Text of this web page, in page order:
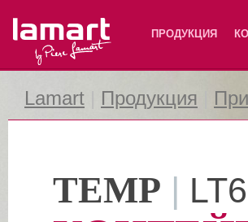
Lamart ПРОДУКЦИЯ
Lamart Продукция
TEMP |